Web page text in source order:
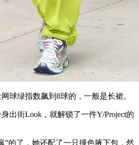
绿指数飙到8球的，一般是长裙。
街Look，就解锁了一件Y/Project的
了，她还配了一只撞色腋下包，然